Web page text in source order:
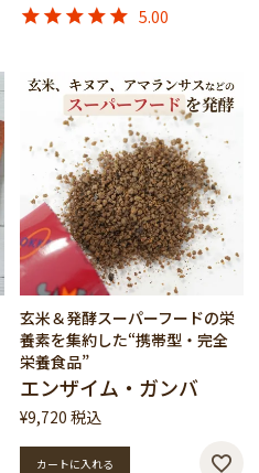
5.00
玄米＆発酵スーパーフードの栄
養素を集約した“携帯型・完全
栄養食品”
エンザイム・ガンバ
¥9,720 税込
カートに入れる